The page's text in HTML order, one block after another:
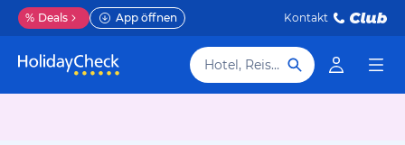
% Deals App öffnen Kontakt
Hotel, Reiseziel